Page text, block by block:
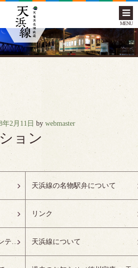
MENU
年2月11日 by webmaster
ョン
天浜線の名物駅弁について
リンク
天浜線PR動画・ポスターコンテスト受賞作品特設ページ 天浜線について